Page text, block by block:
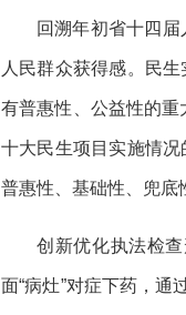
回溯年初省十四
人民群众获得感。民
有普惠性、公益性的
十大民生项目实施情
普惠性、基础性、兜底
创新优化执法检
面“病灶”对症下药，通